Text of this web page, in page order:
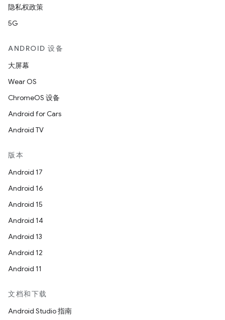
隐私权政策
5G
ANDROID 设备
大屏幕
Wear OS
ChromeOS 设备
Android for Cars
Android TV
版本
Android 17
Android 16
Android 15
Android 14
Android 13
Android 12
Android 11
文档和下载
Android Studio 指南